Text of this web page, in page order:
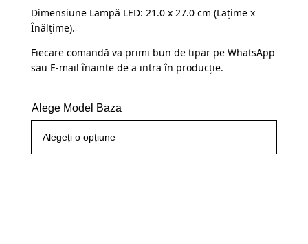
Dimensiune Lampă LED: 21.0 x 27.0 cm (Lațime x
Înălțime).
Fiecare comandă va primi bun de tipar pe WhatsApp
sau E-mail înainte de a intra în producție.
Alege Model Baza